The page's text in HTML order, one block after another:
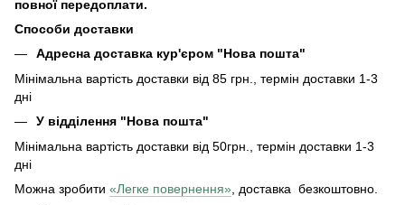
повної передоплати.
Способи доставки
Адресна доставка кур'єром "Нова пошта"
Мінімальна вартість доставки від 85 грн., термін доставки 1-3
дні
У відділення "Нова пошта"
Мінімальна вартість доставки від 50грн., термін доставки 1-3
дні
Можна зробити «Легке повернення», доставка безкоштовно.